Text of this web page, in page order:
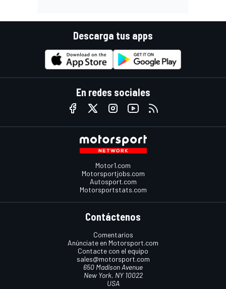
Descarga tus apps
En redes sociales
Motor1.com
Motorsportjobs.com
Autosport.com
Motorsportstats.com
Contáctenos
Comentarios
Anúnciate en Motorsport.com
Contacte con el equipo
sales@motorsport.com
650 Madison Avenue
New York, NY 10022
USA